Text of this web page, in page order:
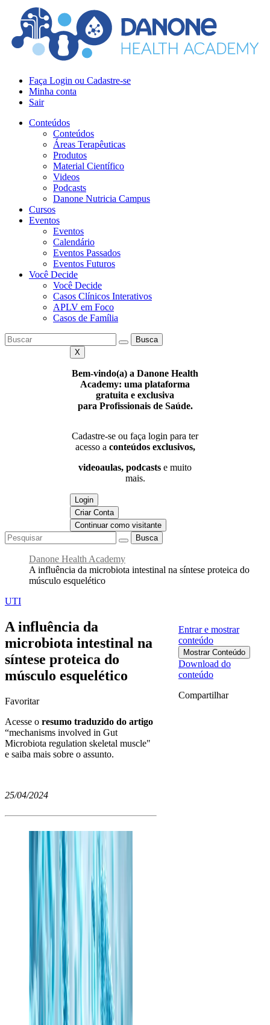
Faça Login ou Cadastre-se
Minha conta
Sair
Conteúdos
Conteúdos
Áreas Terapêuticas
Produtos
Material Científico
Videos
Podcasts
Danone Nutricia Campus
Cursos
Eventos
Eventos
Calendário
Eventos Passados
Eventos Futuros
Você Decide
Você Decide
Casos Clínicos Interativos
APLV em Foco
Casos de Família
Busca
X
Bem-vindo(a) a Danone Health
Academy: uma plataforma
gratuita e exclusiva
para Profissionais de Saúde.
Cadastre-se ou faça login para ter
acesso a conteúdos exclusivos,
videoaulas, podcasts e muito
mais.
Login
Criar Conta
Continuar como visitante
Busca
Danone Health Academy
A influência da microbiota intestinal na síntese proteica do
músculo esquelético
UTI
A influência da
microbiota intestinal na
síntese proteica do
músculo esquelético
Favoritar
Acesse o resumo traduzido do artigo
“mechanisms involved in Gut
Microbiota regulation skeletal muscle"
e saiba mais sobre o assunto.
25/04/2024
Entrar e mostrar
conteúdo
Mostrar Conteúdo
Download do
conteúdo
Compartilhar